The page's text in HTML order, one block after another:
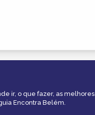
ir, o que fazer, as melhores
Encontra Belém.